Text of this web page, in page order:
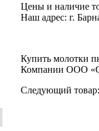
Цены и наличие
Наш адрес: г.
Купить молотки
Компании ООО
Следующий